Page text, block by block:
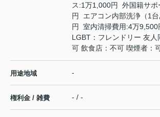
ス:1万1,000円 外国籍サ
円 エアコン内部洗浄（1
円 室内清掃費用:4万9,500
LGBT：フレンドリー 友人
可 飲食店：不可 喫煙者：
用途地域 -
権利金 / 雑費 - / -